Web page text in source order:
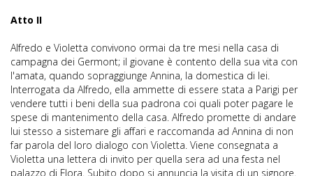
Atto II
Alfredo e Violetta convivono ormai da tre mesi nella casa di
campagna dei Germont; il giovane è contento della sua vita con
l'amata, quando sopraggiunge Annina, la domestica di lei.
Interrogata da Alfredo, ella ammette di essere stata a Parigi per
vendere tutti i beni della sua padrona coi quali poter pagare le
spese di mantenimento della casa. Alfredo promette di andare
lui stesso a sistemare gli affari e raccomanda ad Annina di non
far parola del loro dialogo con Violetta. Viene consegnata a
Violetta una lettera di invito per quella sera ad una festa nel
palazzo di Flora. Subito dopo si annuncia la visita di un signore.